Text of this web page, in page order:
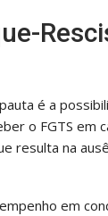
é a
o FGTS em
resulta na
em